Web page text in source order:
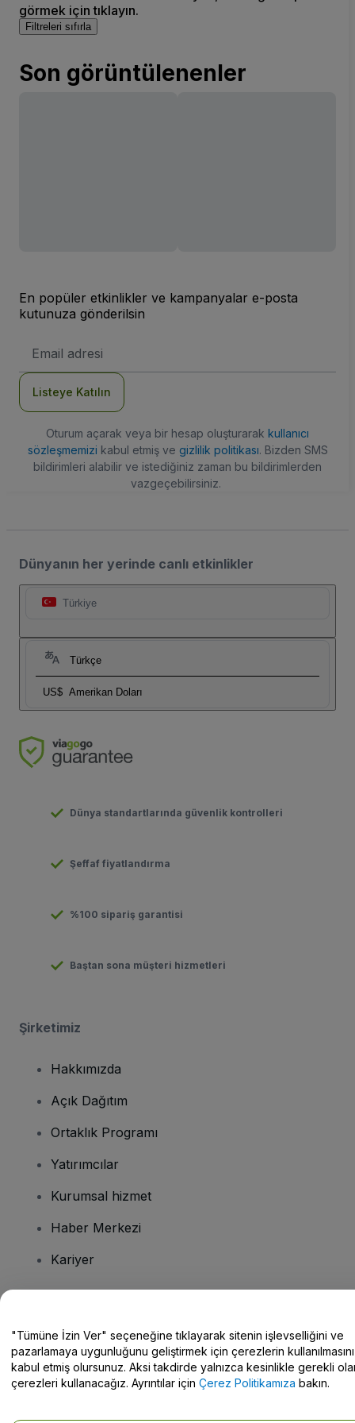
görmek için tıklayın.
Filtreleri sıfırla
Son görüntülenenler
En popüler etkinlikler ve kampanyalar e-posta
kutunuza gönderilsin
posta
Listeye Katılın
Oturum açarak veya bir hesap oluşturarak kullanıcı
sözleşmemizi kabul etmiş ve gizlilik politikası. Bizden SMS
bildirimleri alabilir ve istediğiniz zaman bu bildirimlerden
vazgeçebilirsiniz.
Dünyanın her yerinde canlı etkinlikler
Türkiye
Türkçe
US$ Amerikan Doları
Dünya standartlarında güvenlik kontrolleri
Şeffaf fiyatlandırma
%100 sipariş garantisi
Baştan sona müşteri hizmetleri
Şirketimiz
Hakkımızda
Açık Dağıtım
Ortaklık Programı
Yatırımcılar
Kurumsal hizmet
Haber Merkezi
Kariyer
Yardım Merkezi / Bize Ulaşın
"Tümüne İzin Ver" seçeneğine tıklayarak sitenin işlevselliğini ve
pazarlamaya uygunluğunu geliştirmek için çerezlerin kullanılmasını
kabul etmiş olursunuz. Aksi takdirde yalnızca kesinlikle gerekli
çerezleri kullanacağız. Ayrıntılar için Çerez Politikamıza bakın.